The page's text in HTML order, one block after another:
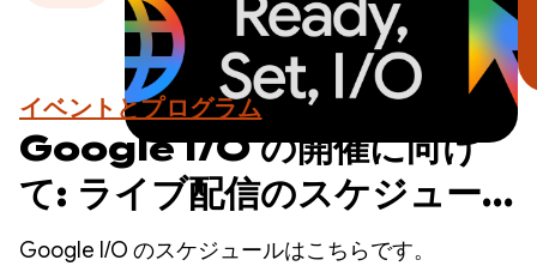
イベントとプログラム
Google I/O の開催に向け
て: ライブ配信のスケジュー
ルを発表
Google I/O のスケジュールはこちらです。